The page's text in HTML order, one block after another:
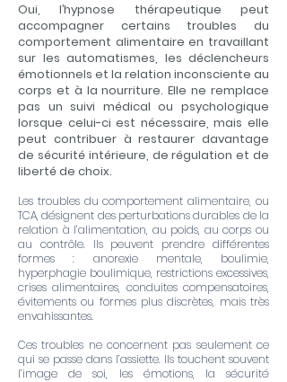
Oui, l’hypnose thérapeutique peut
accompagner certains troubles du
comportement alimentaire en travaillant
sur les automatismes, les déclencheurs
émotionnels et la relation inconsciente au
corps et à la nourriture. Elle ne remplace
pas un suivi médical ou psychologique
lorsque celui-ci est nécessaire, mais elle
peut contribuer à restaurer davantage
de sécurité intérieure, de régulation et de
liberté de choix.
Les troubles du comportement alimentaire, ou
TCA, désignent des perturbations durables de la
relation à l’alimentation, au poids, au corps ou
au contrôle. Ils peuvent prendre différentes
formes : anorexie mentale, boulimie,
hyperphagie boulimique, restrictions excessives,
crises alimentaires, conduites compensatoires,
évitements ou formes plus discrètes, mais très
envahissantes.
Ces troubles ne concernent pas seulement ce
qui se passe dans l’assiette. Ils touchent souvent
l’image de soi, les émotions, la sécurité